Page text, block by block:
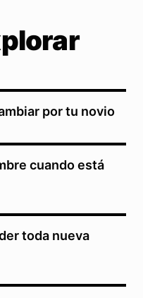
por tu novio
cuando está
toda nueva